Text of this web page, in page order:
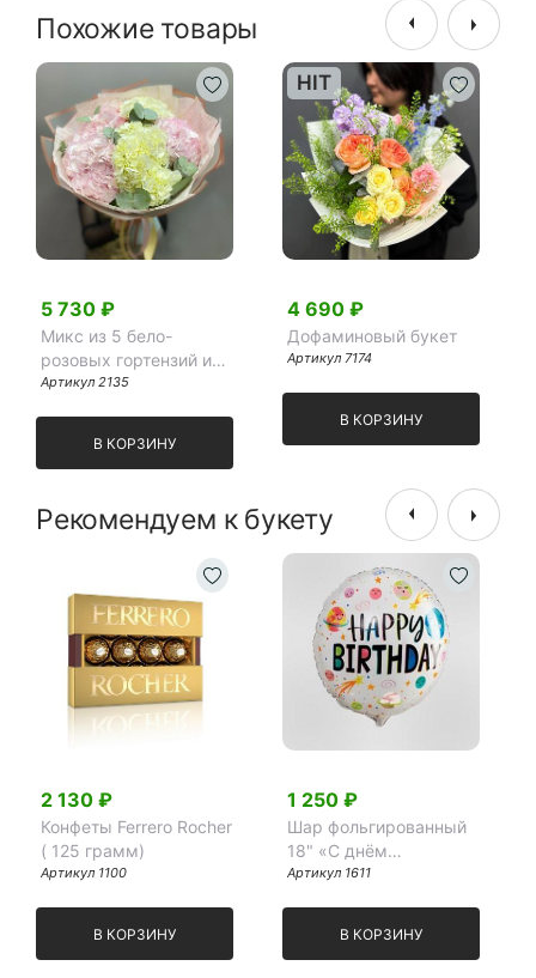
Похожие товары
5 730 ₽
Микс из 5 бело-
розовых гортензий и
эвкалипта
Артикул 2135
В КОРЗИНУ
HIT
4 690 ₽
Дофаминовый букет
Артикул 7174
В КОРЗИНУ
Рекомендуем к букету
2 130 ₽
Конфеты Ferrero Rocher
( 125 грамм)
Артикул 1100
В КОРЗИНУ
1 250 ₽
Шар фольгированный
18" «С днём
рождения» ( космос)
Артикул 1611
В КОРЗИНУ